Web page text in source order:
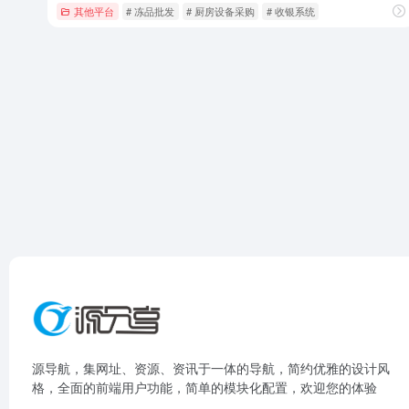
其他平台 # 冻品批发 # 厨房设备采购 # 收银系统
源导航，集网址、资源、资讯于一体的导航，简约优雅的设计风
格，全面的前端用户功能，简单的模块化配置，欢迎您的体验